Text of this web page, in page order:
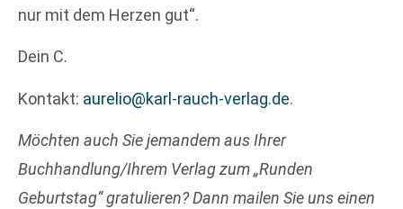
nur mit dem Herzen gut“.
Dein C.
Kontakt: aurelio@karl-rauch-verlag.de.
Möchten auch Sie jemandem aus Ihrer
Buchhandlung/Ihrem Verlag zum „Runden
Geburtstag“ gratulieren? Dann mailen Sie uns einen